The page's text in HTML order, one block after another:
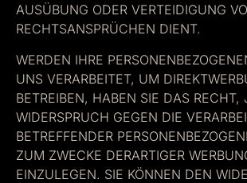
AUSÜBUNG ODER VERTEIDIGUNG
RECHTSANSPRÜCHEN DIENT.
WERDEN IHRE
UNS VERARBEITET, UM
BETREIBEN, HABEN SIE DAS RECHT,
WIDERSPRUCH GEGEN DIE
BETREFFENDER
ZUM ZWECKE DERARTIGER
EINZULEGEN. SIE KÖNNEN DEN